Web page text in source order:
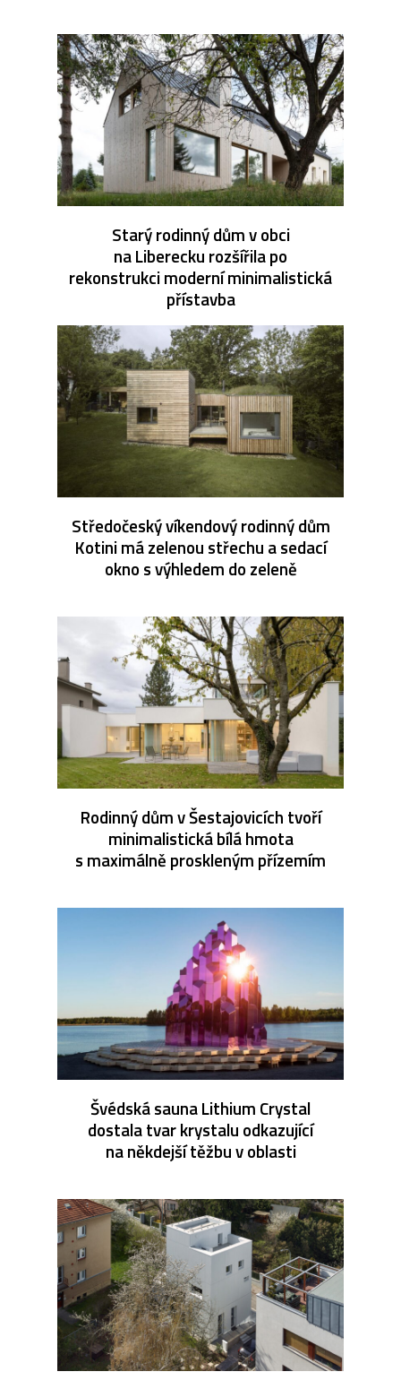
Starý rodinný dům v obci
na Liberecku rozšířila po
rekonstrukci moderní minimalistická
přístavba
Středočeský víkendový rodinný dům
Kotini má zelenou střechu a sedací
okno s výhledem do zeleně
Rodinný dům v Šestajovicích tvoří
minimalistická bílá hmota
s maximálně proskleným přízemím
Švédská sauna Lithium Crystal
dostala tvar krystalu odkazující
na někdejší těžbu v oblasti